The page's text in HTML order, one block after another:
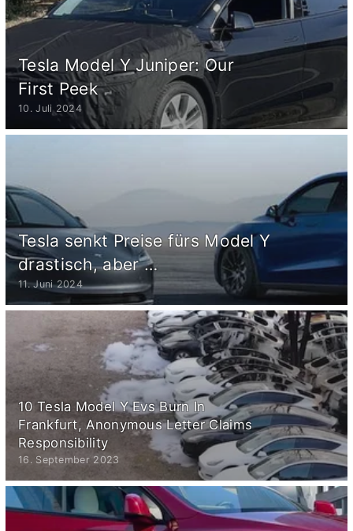
Tesla Model Y Juniper: Our
First Peek
10. Juli 2024
Tesla senkt Preise fürs Model Y
drastisch, aber …
11. Juni 2024
10 Tesla Model Y Evs Burn In
Frankfurt, Anonymous Letter Claims
Responsibility
16. September 2023